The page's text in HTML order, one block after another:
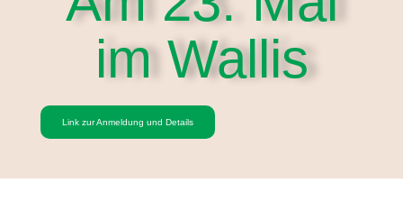
im Wallis
Link zur Anmeldung und Details